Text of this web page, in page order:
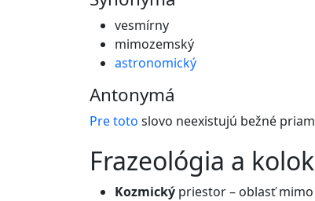
vesmírny
mimozemský
astronomický
Antonymá
Pretoto slovo neexistujú bežné
frazeológia a
Kozmický priestor – oblasť